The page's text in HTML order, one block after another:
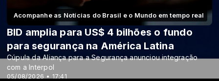
Acompanhe as Notícias do Brasil e o Mundo em tempo real
05/08/2026 • 17:41
BID amplia para US$ 4 bilhões o fundo
para segurança na América Latina
Cúpula da Aliança para a Segurança anunciou integração
com a Interpol